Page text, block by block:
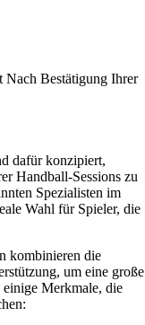
Nach Bestätigung Ihrer
dafür konzipiert,
Handball-Sessions zu
Spezialisten im
Wahl für Spieler, die
kombinieren die
um eine große
Merkmale, die